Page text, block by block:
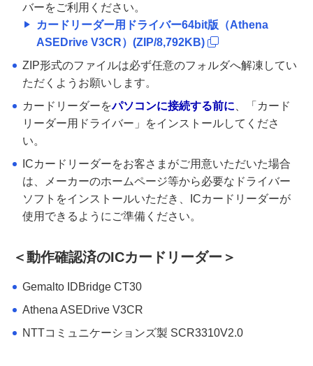
バーをご利用ください。
カードリーダー用ドライバー64bit版（Athena
ASEDrive V3CR）(ZIP/8,792KB)
ZIP形式のファイルは必ず任意のフォルダへ解凍してい
ただくようお願いします。
カードリーダーをパソコンに接続する前に 、「カード
リーダー用ドライバー」をインストールしてくださ
い。
ICカードリーダーをお客さまがご用意いただいた場合
は、メーカーのホームページ等から必要なドライバー
ソフトをインストールいただき、ICカードリーダーが
使用できるようにご準備ください。
＜動作確認済のICカードリーダー＞
Gemalto IDBridge CT30
Athena ASEDrive V3CR
NTTコミュニケーションズ製 SCR3310V2.0